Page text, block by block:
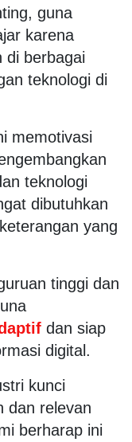
guna
karena
di berbagai
teknologi di
memotivasi
teknologi
dibutuhkan
yang
tinggi dan
dan siap
digital.
kunci
dan relevan
berharap ini